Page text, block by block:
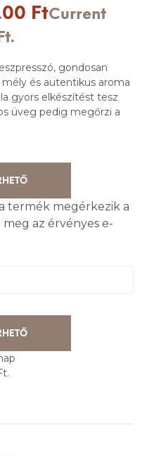
FtCurrent
gondosan
és autentikus aroma
gyors elkészítést tesz
üveg pedig megőrzi a
termék megérkezik a
az érvényes e-